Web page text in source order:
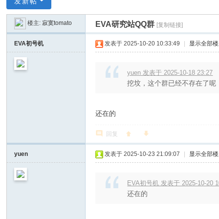
V
研
站
楼主:寂寞tomato EVA研究站QQ群 [复制链接]
EVA初号机 发表于 2025-10-20 10:33:49 显示全部
yuen 发表于 2025-10-18 23:27
挖坟，这个群已经不存在了呢
还在的
回复
yuen 发表于 2025-10-23 21:09:07 显示全部
EVA初号机 发表于 2025-10-20
还在的